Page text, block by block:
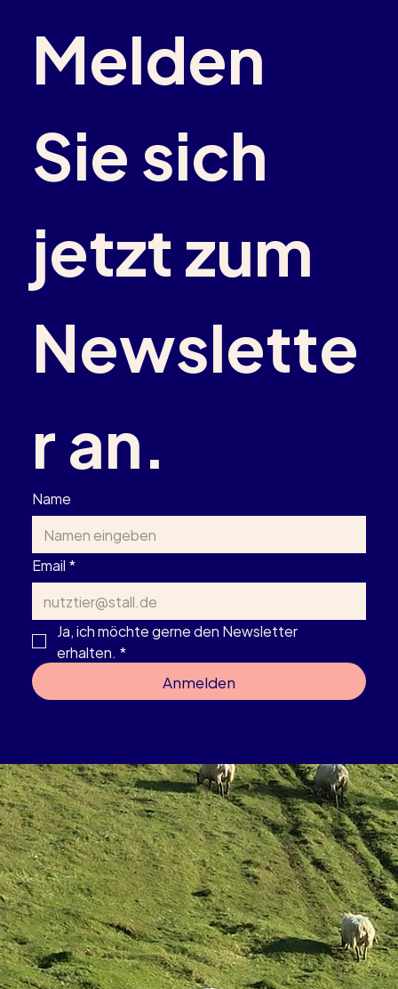
Melden
Sie sich
jetzt zum
Newslette
r an.
Name
Email*
Ja, ich möchte gerne den Newsletter
erhalten. *
Anmelden